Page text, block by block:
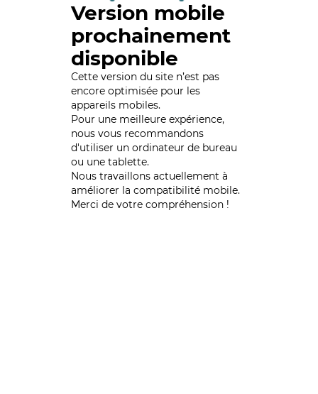
Version mobile
prochainement
disponible
Cette version du site n’est pas
encore optimisée pour les
appareils mobiles.
Pour une meilleure expérience,
nous vous recommandons
d'utiliser un ordinateur de bureau
ou une tablette.
Nous travaillons actuellement à
améliorer la compatibilité mobile.
Merci de votre compréhension !